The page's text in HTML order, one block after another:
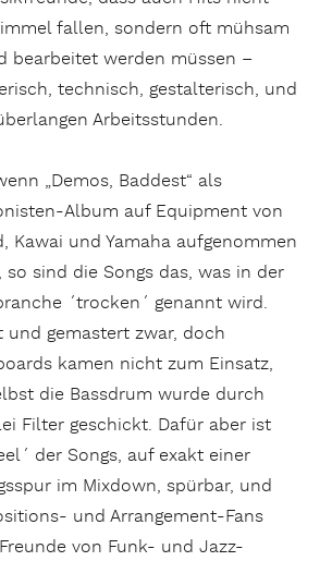
fallen, sondern oft mühsam
bearbeitet werden müssen –
technisch, gestalterisch, und
Arbeitsstunden.
„Demos, Baddest“ als
Album auf Equipment von
Kawai und Yamaha aufgenommen
so sind die Songs das, was in der
´trocken´ genannt wird.
und gemastert zwar, doch
kamen nicht zum Einsatz,
die Bassdrum wurde durch
Filter geschickt. Dafür aber ist
der Songs, auf exakt einer
im Mixdown, spürbar, und
und Arrangement-Fans
von Funk- und Jazz-